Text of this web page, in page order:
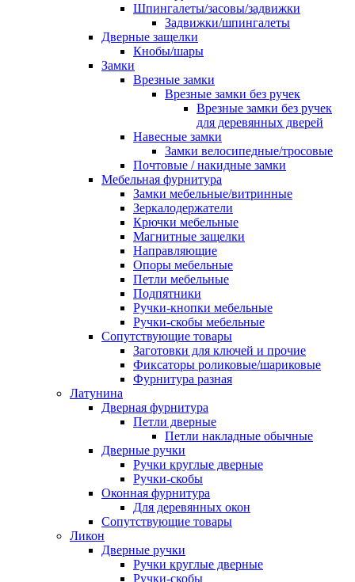
Шпингалеты/засовы/задвижки
Задвижки/шпингалеты
Дверные защелки
Кнобы/шары
Замки
Врезные замки
Врезные замки без ручек
Врезные замки без ручек
для деревянных дверей
Навесные замки
Замки велосипедные/тросовые
Почтовые / накидные замки
Мебельная фурнитура
Замки мебельные/витринные
Зеркалодержатели
Крючки мебельные
Магнитные защелки
Направляющие
Опоры мебельные
Петли мебельные
Подпятники
Ручки-кнопки мебельные
Ручки-скобы мебельные
Сопутствующие товары
Заготовки для ключей и прочие
Фиксаторы роликовые/шариковые
Фурнитура разная
Латунина
Дверная фурнитура
Петли дверные
Петли накладные обычные
Дверные ручки
Ручки круглые дверные
Ручки-скобы
Оконная фурнитура
Для деревянных окон
Сопутствующие товары
Ликон
Дверные ручки
Ручки круглые дверные
Ручки-скобы